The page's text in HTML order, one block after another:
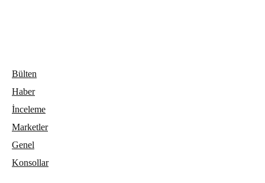
Bülten
Haber
İnceleme
Marketler
Genel
Konsollar